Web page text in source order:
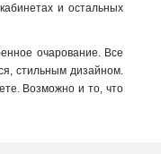
и остальных
очарование. Все
стильным дизайном.
Возможно и то, что